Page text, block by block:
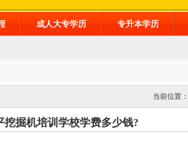
成人大专学历 专升本学历
当前位置：
挖掘机培训学校学费多少钱?